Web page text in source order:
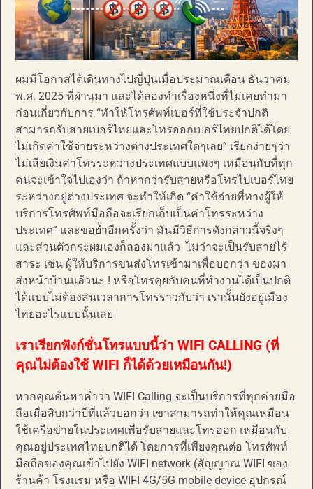
ผมมีโอกาสได้เดินทางไปญี่ปุ่นเมื่อประมาณเดือน ธันวาคม
พ.ศ. 2025 ที่ผ่านมา และได้ลองทำเรื่องหนึ่งที่ไม่เคยทำมา
ก่อนเกี่ยวกับการ “ทำให้โทรศัพท์เบอร์ที่ใช้ประจำปกติ
สามารถรับสายเบอร์ไทยและโทรออกเบอร์ไทยปกติได้โดย
ไม่เกิดค่าใช้จ่ายระหว่างต่างประเทศใดๆเลย” เรียกง่ายๆว่า
ไม่เสียเงินค่าโทรระหว่างประเทศแบบแพงๆ เหมือนกับทื่ทุก
คนจะเข้าใจไปเองว่า ถ้าหากว่ารับสายหรือโทรไปเบอร์ไทย
ระหว่างอยู่ต่างประเทศ จะทำให้เกิด “ค่าใช้จ่ายที่ทางผู้ให้
บริการโทรศัพท์มือถือจะเรียกเก็บเป็นค่าโทรระหว่าง
ประเทศ” และขอย้ำอีกครั้งว่า มันมีวิธีการดังกล่าวนี้จริงๆ
และส่วนตัวกระผมเองก็ลองมาแล้ว ไม่ว่าจะเป็นรับสายไร้
สาระ เช่น ผู้ให้บริการขนส่งโทรเข้ามาเพื่อบอกว่า ของมา
ส่งหน้าบ้านแล้วนะ ! หรือโทรคุยกับคนที่ทำงานได้เป็นปกติ
ได้แบบไม่ต้องสนเวลาการโทรราวกับว่า เรานั้นยังอยู่เมือง
ไทยอะไรแบบนั้นเลย
เราเรียกฟังก์ชั่นโทรแบบนี้ว่า WIFI CALLING (ที่
คุณไม่ต้องใช้ WIFI ก็ได้ด้วยเหมือนกัน!)
หากคุณค้นหาคำว่า WIFI Calling จะเป็นบริการที่ทุกค่ายมือ
ถือเมื่อสิบกว่าปีที่แล้วบอกว่า เขาสามารถทำให้คุณเหมือน
ใช้เครือข่ายในประเทศเพื่อรับสายและโทรออก เหมือนกับ
คุณอยู่ประเทศไทยปกติได้ โดยการที่เพียงคุณต่อ โทรศัพท์
มือถือของคุณเข้าไปยัง WIFI network (สัญญาณ WIFI ของ
ร้านค้า โรงแรม หรือ WIFI 4G/5G mobile device อุปกรณ์